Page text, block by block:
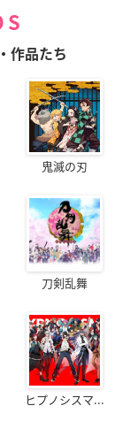
作品たち
鬼滅の刃
刀剣乱舞
ヒプノシスマ...